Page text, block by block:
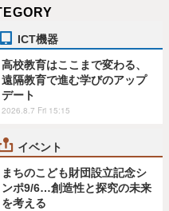
ICT機器
高校教育はここまで変わる、
遠隔教育で進む学びのアップ
デート
2026.8.7 Fri 15:15
イベント
まちのこども財団設立記念シ
ンポ9/6…創造性と探究の未来
を考える